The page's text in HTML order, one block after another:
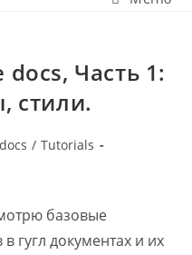
Часть 1:
стили.
/ Tutorials
базовые
гугл документах и их